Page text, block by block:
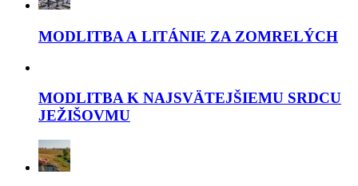
MODLITBA A LITÁNIE ZA ZOMRELÝCH
MODLITBA K NAJSVÄTEJŠIEMU SRDCU
JEŽIŠOVMU